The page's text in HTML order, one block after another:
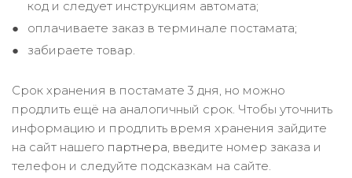
код и следует инструкциям автомата;
оплачиваете заказ в терминале постамата;
забираете товар.
Срок хранения в постамате 3 дня, но можно
продлить ещё на аналогичный срок. Чтобы уточнить
информацию и продлить время хранения зайдите
на сайт нашего партнера, введите номер заказа и
телефон и следуйте подсказкам на сайте.